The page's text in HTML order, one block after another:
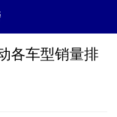
各车型销量排